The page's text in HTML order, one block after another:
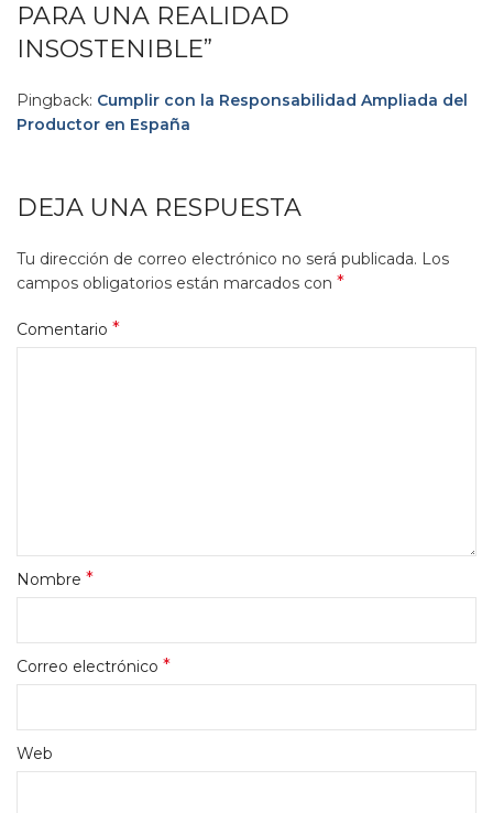
PARA UNA REALIDAD
INSOSTENIBLE”
Pingback: Cumplir con la Responsabilidad Ampliada del
Productor en España
DEJA UNA RESPUESTA
Tu dirección de correo electrónico no será publicada. Los
campos obligatorios están marcados con *
Comentario *
Nombre *
Correo electrónico *
Web